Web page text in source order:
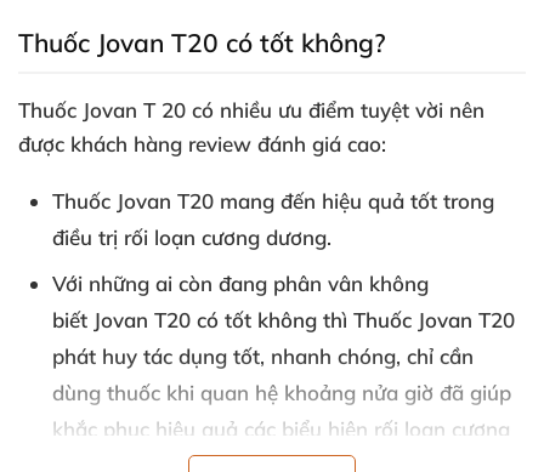
Thuốc Jovan T20 có tốt không?
Thuốc Jovan T 20 có nhiều ưu điểm tuyệt vời nên
được khách hàng review đánh giá cao:
Thuốc Jovan T20 mang đến hiệu quả tốt trong
điều trị rối loạn cương dương.
Với những ai còn đang phân vân không
biết Jovan T20 có tốt không thì Thuốc Jovan T20
phát huy tác dụng tốt, nhanh chóng, chỉ cần
dùng thuốc khi quan hệ khoảng nửa giờ đã giúp
khắc phục hiệu quả các biểu hiện rối loạn cương
, giúp cuộc yêu
được thăng hoa.